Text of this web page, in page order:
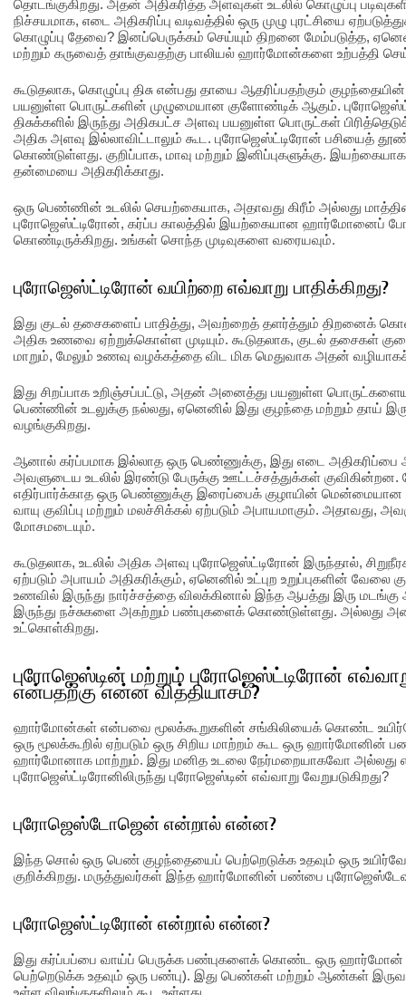
தொடங்குகிறது. அதன் அதிகரித்த அளவுகள் உடலில் கொழுப்பு
நிச்சயமாக, எடை அதிகரிப்பு வடிவத்தில் ஒரு முழு புரட்சியை
கொழுப்பு தேவை? இனப்பெருக்கம் செய்யும் திறனை மேம்படுத்த,
மற்றும் கருவைத் தாங்குவதற்கு பாலியல் ஹார்மோன்களை உற்பத்தி
கூடுதலாக, கொழுப்பு திசு என்பது தாயை ஆதரிப்பதற்கும்
பயனுள்ள பொருட்களின் முழுமையான குளோண்டிக் ஆகும்.
திசுக்களில் இருந்து அதிகபட்ச அளவு பயனுள்ள பொருட்கள்
அதிக அளவு இல்லாவிட்டாலும் கூட. புரோஜெஸ்ட்டிரோன் பசியைத்
கொண்டுள்ளது. குறிப்பாக, மாவு மற்றும் இனிப்புகளுக்கு.
தன்மையை அதிகரிக்காது.
ஒரு பெண்ணின் உடலில் செயற்கையாக, அதாவது கிரீம் அல்லது
புரோஜெஸ்ட்டிரோன், கர்ப்ப காலத்தில் இயற்கையான ஹார்மோனைப்
கொண்டிருக்கிறது. உங்கள் சொந்த முடிவுகளை வரையவும்.
புரோஜெஸ்ட்டிரோன் வயிற்றை எவ்வாறு பாதிக்கிறது?
இது குடல் தசைகளைப் பாதித்து, அவற்றைத் தளர்த்தும் திறனைக்
அதிக உணவை ஏற்றுக்கொள்ள முடியும். கூடுதலாக, குடல் தசைகள்
மாறும், மேலும் உணவு வழக்கத்தை விட மிக மெதுவாக அதன்
இது சிறப்பாக உறிஞ்சப்பட்டு, அதன் அனைத்து பயனுள்ள
பெண்ணின் உடலுக்கு நல்லது, ஏனெனில் இது குழந்தை மற்றும் தாய்
வழங்குகிறது.
ஆனால் கர்ப்பமாக இல்லாத ஒரு பெண்ணுக்கு, இது எடை அதிகரிப்பை
அவளுடைய உடலில் இரண்டு பேருக்கு ஊட்டச்சத்துக்கள் குவிகின்றன.
எதிர்பார்க்காத ஒரு பெண்ணுக்கு இரைப்பைக் குழாயின்
வாயு குவிப்பு மற்றும் மலச்சிக்கல் ஏற்படும் அபாயமாகும். அதாவது,
மோசமடையும்.
கூடுதலாக, உடலில் அதிக அளவு புரோஜெஸ்ட்டிரோன் இருந்தால்,
ஏற்படும் அபாயம் அதிகரிக்கும், ஏனெனில் உட்புற உறுப்புகளின் வேலை
உணவில் இருந்து நார்ச்சத்தை விலக்கினால் இந்த ஆபத்து இரு மடங்கு
இருந்து நச்சுகளை அகற்றும் பண்புகளைக் கொண்டுள்ளது. அல்லது
உட்கொள்கிறது.
புரோஜெஸ்டின் மற்றும் புரோஜெஸ்ட்டிரோன்
என்பதற்கு என்ன வித்தியாசம்?
ஹார்மோன்கள் என்பவை மூலக்கூறுகளின் சங்கிலியைக் கொண்ட
ஒரு மூலக்கூறில் ஏற்படும் ஒரு சிறிய மாற்றம் கூட ஒரு
ஹார்மோனாக மாற்றும். இது மனித உடலை நேர்மறையாகவோ அல்லது
புரோஜெஸ்ட்டிரோனிலிருந்து புரோஜெஸ்டின் எவ்வாறு வேறுபடுகிறது?
புரோஜெஸ்டோஜென் என்றால் என்ன?
இந்த சொல் ஒரு பெண் குழந்தையைப் பெற்றெடுக்க உதவும் ஒரு
குறிக்கிறது. மருத்துவர்கள் இந்த ஹார்மோனின் பண்பை
புரோஜெஸ்ட்டிரோன் என்றால் என்ன?
இது கர்ப்பப்பை வாய்ப் பெருக்க பண்புகளைக் கொண்ட ஒரு ஹார்மோன்
பெற்றெடுக்க உதவும் ஒரு பண்பு). இது பெண்கள் மற்றும் ஆண்கள்
உள்ள விலங்குகளிலும் கூட உள்ளது.